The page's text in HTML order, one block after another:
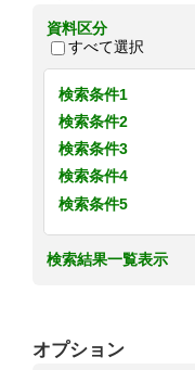
資料区分
すべて選択
検索条件1
検索条件2
検索条件3
検索条件4
検索条件5
検索結果一覧表示
オプション